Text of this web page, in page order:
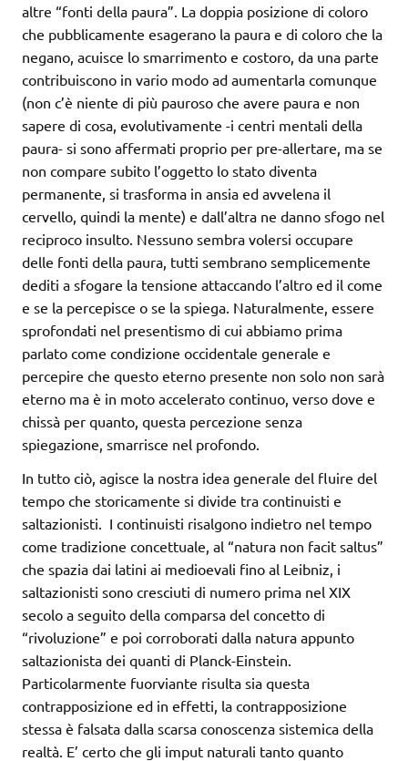
altre “fonti della paura”. La doppia posizione di coloro
che pubblicamente esagerano la paura e di coloro che la
negano, acuisce lo smarrimento e costoro, da una parte
contribuiscono in vario modo ad aumentarla comunque
(non c’è niente di più pauroso che avere paura e non
sapere di cosa, evolutivamente -i centri mentali della
paura- si sono affermati proprio per pre-allertare, ma se
non compare subito l’oggetto lo stato diventa
permanente, si trasforma in ansia ed avvelena il
cervello, quindi la mente) e dall’altra ne danno sfogo nel
reciproco insulto. Nessuno sembra volersi occupare
delle fonti della paura, tutti sembrano semplicemente
dediti a sfogare la tensione attaccando l’altro ed il come
e se la percepisce o se la spiega. Naturalmente, essere
sprofondati nel presentismo di cui abbiamo prima
parlato come condizione occidentale generale e
percepire che questo eterno presente non solo non sarà
eterno ma è in moto accelerato continuo, verso dove e
chissà per quanto, questa percezione senza
spiegazione, smarrisce nel profondo.
In tutto ciò, agisce la nostra idea generale del fluire del
tempo che storicamente si divide tra continuisti e
saltazionisti. I continuisti risalgono indietro nel tempo
come tradizione concettuale, al “natura non facit saltus”
che spazia dai latini ai medioevali fino al Leibniz, i
saltazionisti sono cresciuti di numero prima nel XIX
secolo a seguito della comparsa del concetto di
“rivoluzione” e poi corroborati dalla natura appunto
saltazionista dei quanti di Planck-Einstein.
Particolarmente fuorviante risulta sia questa
contrapposizione ed in effetti, la contrapposizione
stessa è falsata dalla scarsa conoscenza sistemica della
realtà. E’ certo che gli imput naturali tanto quanto